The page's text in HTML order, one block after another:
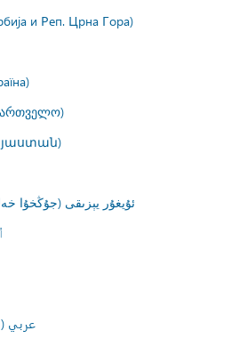
и Реп. Црна Гора)
ئۇيغۇر يېزىقى (جۇڭخۇا
عربي